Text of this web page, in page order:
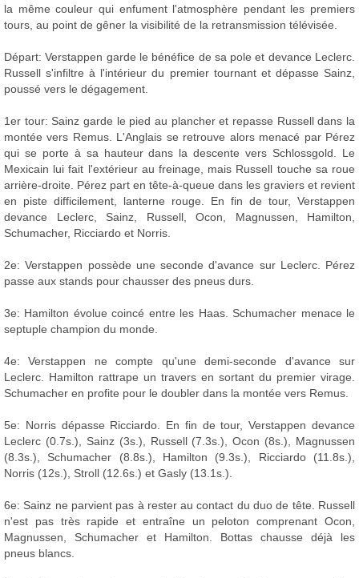
la même couleur qui enfument l'atmosphère pendant les premiers
tours, au point de gêner la visibilité de la retransmission télévisée.
Départ: Verstappen garde le bénéfice de sa pole et devance Leclerc.
Russell s'infiltre à l'intérieur du premier tournant et dépasse Sainz,
poussé vers le dégagement.
1er tour: Sainz garde le pied au plancher et repasse Russell dans la
montée vers Remus. L'Anglais se retrouve alors menacé par Pérez
qui se porte à sa hauteur dans la descente vers Schlossgold. Le
Mexicain lui fait l'extérieur au freinage, mais Russell touche sa roue
arrière-droite. Pérez part en tête-à-queue dans les graviers et revient
en piste difficilement, lanterne rouge. En fin de tour, Verstappen
devance Leclerc, Sainz, Russell, Ocon, Magnussen, Hamilton,
Schumacher, Ricciardo et Norris.
2e: Verstappen possède une seconde d'avance sur Leclerc. Pérez
passe aux stands pour chausser des pneus durs.
3e: Hamilton évolue coincé entre les Haas. Schumacher menace le
septuple champion du monde.
4e: Verstappen ne compte qu'une demi-seconde d'avance sur
Leclerc. Hamilton rattrape un travers en sortant du premier virage.
Schumacher en profite pour le doubler dans la montée vers Remus.
5e: Norris dépasse Ricciardo. En fin de tour, Verstappen devance
Leclerc (0.7s.), Sainz (3s.), Russell (7.3s.), Ocon (8s.), Magnussen
(8.3s.), Schumacher (8.8s.), Hamilton (9.3s.), Ricciardo (11.8s.),
Norris (12s.), Stroll (12.6s.) et Gasly (13.1s.).
6e: Sainz ne parvient pas à rester au contact du duo de tête. Russell
n'est pas très rapide et entraîne un peloton comprenant Ocon,
Magnussen, Schumacher et Hamilton. Bottas chausse déjà les
pneus blancs.